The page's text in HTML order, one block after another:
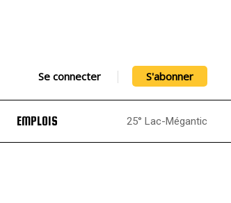
Se connecter S'abonner
EMPLOIS 25° Lac-Mégantic